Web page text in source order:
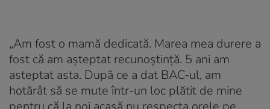
„Am fost o mamă dedicată. Marea mea durere a
fost că am așteptat recunoștință. 5 ani am
asteptat asta. După ce a dat BAC-ul, am
hotărât să se mute într-un loc plătit de mine